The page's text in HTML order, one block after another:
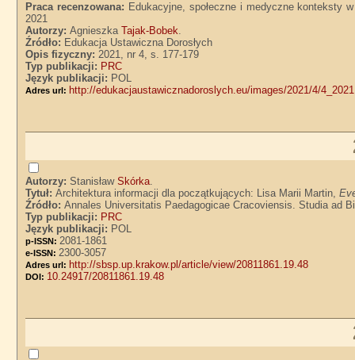
Praca recenzowana: Edukacyjne, społeczne i medyczne konteksty
2021
Autorzy:AgnieszkaTajak-Bobek.
Źródło: Edukacja Ustawiczna Dorosłych
Opis fizyczny:2021, nr 4, s. 177-179
Typ publikacji: PRC
Język publikacji: POL
Adres url: http://edukacjaustawicznadoroslych.eu/images/2021/4/
Autorzy:StanisławSkórka.
Tytuł:Architektura informacji dla początkujących: Lisa Marii Martin,
Źródło:Annales Universitatis Paedagogicae Cracoviensis. Studia ad
Typ publikacji: PRC
Język publikacji: POL
p-ISSN: 2081-1861
e-ISSN: 2300-3057
Adres url: http://sbsp.up.krakow.pl/article/view/20811861.19.48
DOI: 10.24917/20811861.19.48